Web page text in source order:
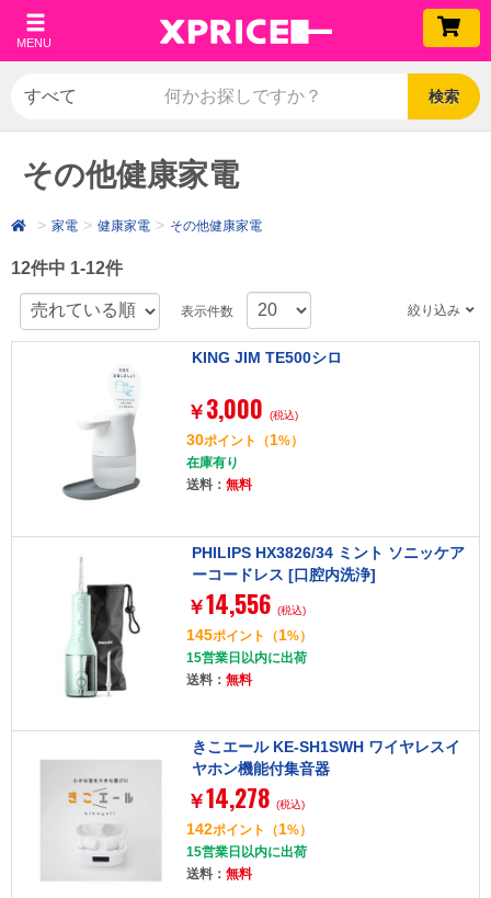
MENU
検索
その他健康家電
家電 健康家電 その他健康家電
12件中 1-12件
表示件数 絞り込み
KING JIM TE500シロ
￥ 3,000 (税込)
30ポイント （1%）
在庫有り
送料： 無料
PHILIPS HX3826/34 ミント ソニッケア
ーコードレス [口腔内洗浄]
￥14,556 (税込)
145ポイント （1%）
15営業日以内に出荷
送料： 無料
きこエール KE-SH1SWH ワイヤレスイ
ヤホン機能付集音器
￥14,278 (税込)
142ポイント （1%）
15営業日以内に出荷
送料： 無料